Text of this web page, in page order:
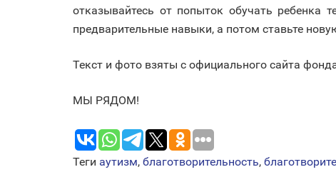
отказывайтесь от попыток обучать ребенка
предварительные навыки, а потом ставьте
Текст и фото взяты с официального сайта
МЫ РЯДОМ!
Теги аутизм, благотворительность,